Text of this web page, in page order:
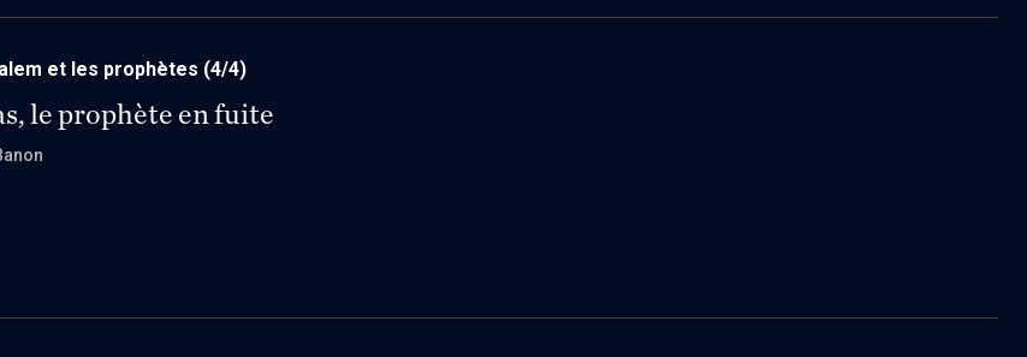
et les prophètes (4/4)
le prophète en fuite